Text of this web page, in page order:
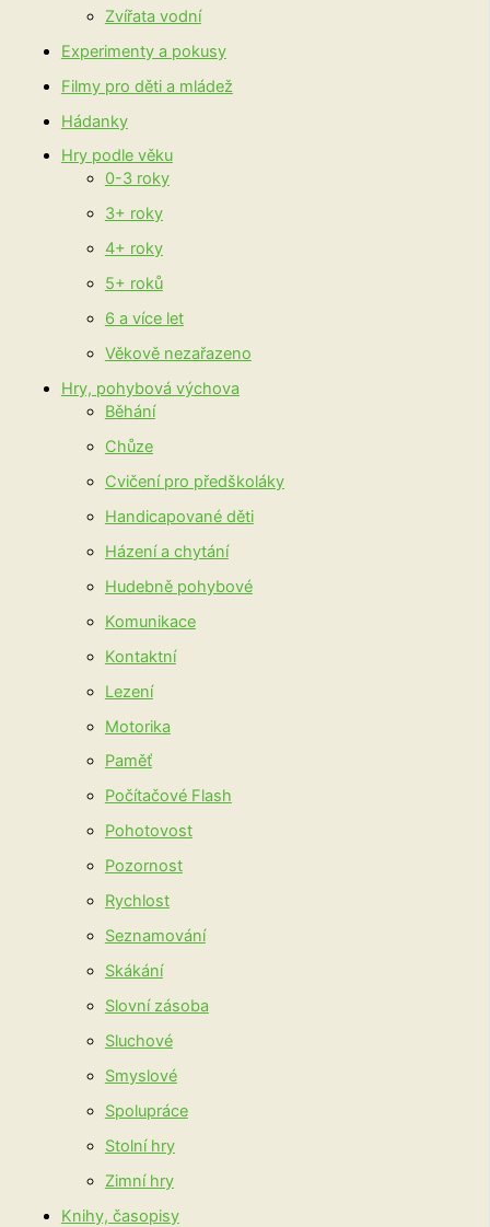
Zvířata vodní
Experimenty a pokusy
Filmy pro děti a mládež
Hádanky
Hry podle věku
0-3 roky
3+ roky
4+ roky
5+ roků
6 a více let
Věkově nezařazeno
Hry, pohybová výchova
Běhání
Chůze
Cvičení pro předškoláky
Handicapované děti
Házení a chytání
Hudebně pohybové
Komunikace
Kontaktní
Lezení
Motorika
Paměť
Počítačové Flash
Pohotovost
Pozornost
Rychlost
Seznamování
Skákání
Slovní zásoba
Sluchové
Smyslové
Spolupráce
Stolní hry
Zimní hry
Knihy, časopisy